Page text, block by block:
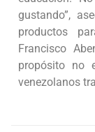
gustando”,
productos
Francisco
propósito no
venezolanos